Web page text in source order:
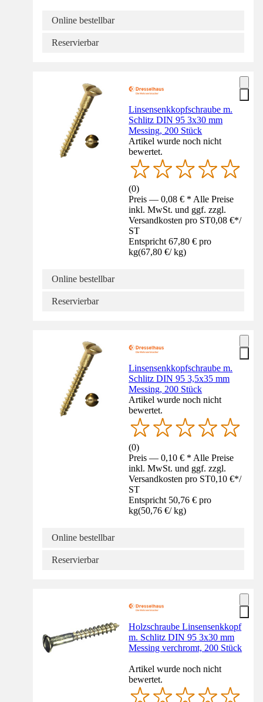
Online bestellbar
Reservierbar
Linsensenkkopfschraube m.
Schlitz DIN 95 3x30 mm
Messing, 200 Stück
Artikel wurde noch nicht
bewertet.
(0)
Preis — 0,08 € * Alle Preise
inkl. MwSt. und ggf. zzgl.
Versandkosten pro ST0,08 €*/
ST
Entspricht 67,80 € pro
kg(67,80 €/ kg)
Online bestellbar
Reservierbar
Linsensenkkopfschraube m.
Schlitz DIN 95 3,5x35 mm
Messing, 200 Stück
Artikel wurde noch nicht
bewertet.
(0)
Preis — 0,10 € * Alle Preise
inkl. MwSt. und ggf. zzgl.
Versandkosten pro ST0,10 €*/
ST
Entspricht 50,76 € pro
kg(50,76 €/ kg)
Online bestellbar
Reservierbar
Holzschraube Linsensenkkopf
m. Schlitz DIN 95 3x30 mm
Messing verchromt, 200 Stück
Artikel wurde noch nicht
bewertet.